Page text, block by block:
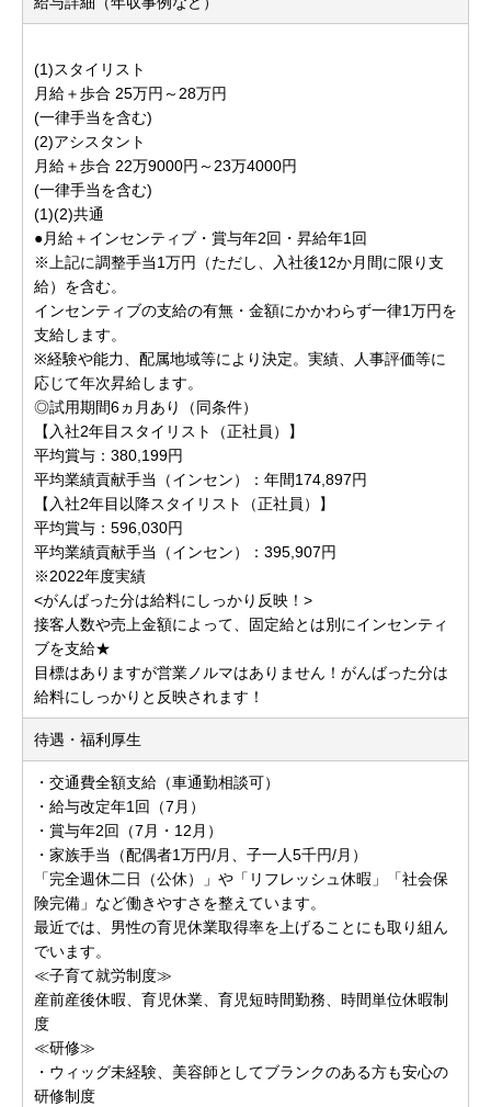
(1)スタイリスト
月給＋歩合 25万円～28万円
(一律手当を含む)
(2)アシスタント
月給＋歩合 22万9000円～23万4000円
(一律手当を含む)
(1)(2)共通
●月給＋インセンティブ・賞与年2回・昇給年1回
※上記に調整手当1万円（ただし、入社後12か月間に限り支
給）を含む。
インセンティブの支給の有無・金額にかかわらず一律1万円を
支給します。
※経験や能力、配属地域等により決定。実績、人事評価等に
応じて年次昇給します。
◎試用期間6ヵ月あり（同条件）
【入社2年目スタイリスト（正社員）】
平均賞与：380,199円
平均業績貢献手当（インセン）：年間174,897円
【入社2年目以降スタイリスト（正社員）】
平均賞与：596,030円
平均業績貢献手当（インセン）：395,907円
※2022年度実績
<がんばった分は給料にしっかり反映！>
接客人数や売上金額によって、固定給とは別にインセンティ
ブを支給★
目標はありますが営業ノルマはありません！がんばった分は
給料にしっかりと反映されます！
待遇・福利厚生
・交通費全額支給（車通勤相談可）
・給与改定年1回（7月）
・賞与年2回（7月・12月）
・家族手当（配偶者1万円/月、子一人5千円/月）
「完全週休二日（公休）」や「リフレッシュ休暇」「社会保
険完備」など働きやすさを整えています。
最近では、男性の育児休業取得率を上げることにも取り組ん
でいます。
≪子育て就労制度≫
産前産後休暇、育児休業、育児短時間勤務、時間単位休暇制
度
≪研修≫
・ウィッグ未経験、美容師としてブランクのある方も安心の
研修制度